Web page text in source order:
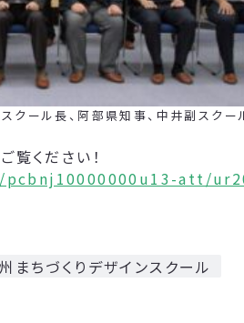
ル長、阿部県知事、中井副スクー
覧ください！
att/
まちづくりデザインスクール